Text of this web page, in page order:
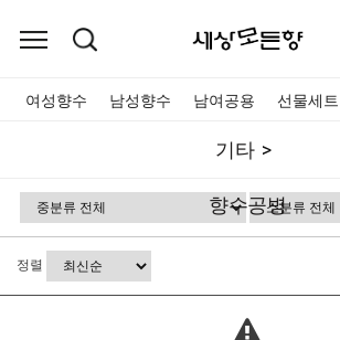
여성향수 남성향수 남여공용 선물세트
기타
향수공병
정렬